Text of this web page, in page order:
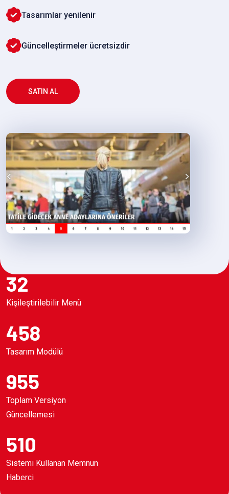
Tasarımlar yenilenir
Güncelleştirmeler ücretsizdir
SATIN AL
32
Kişileştirilebilir Menü
458
Tasarım Modülü
955
Toplam Versiyon
Güncellemesi
510
Sistemi Kullanan Memnun
Haberci